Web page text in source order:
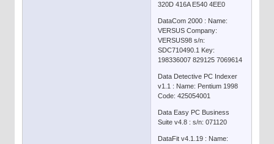
320D 416A E540 4EE0
DataCom 2000 : Name:
VERSUS Company:
VERSUS98 s/n:
SDC710490.1 Key:
198336007 829125 7069614
Data Detective PC Indexer
v1.1 : Name: Pentium 1998
Code: 425054001
Data Easy PC Business
Suite v4.8 : s/n: 071120
DataFit v4.1.19 : Name: